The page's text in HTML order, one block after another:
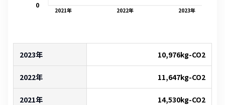
2021年 2022年 2023年
0
2023年 10,976kg-CO2
2022年 11,647kg-CO2
2021年 14,530kg-CO2